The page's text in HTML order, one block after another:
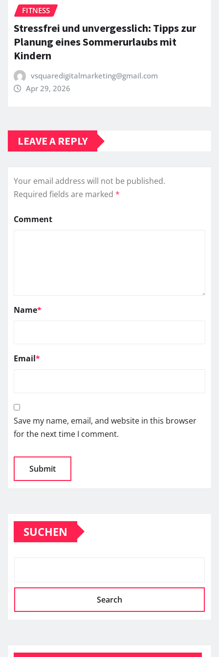
FITNESS
Stressfrei und unvergesslich: Tipps zur
Planung eines Sommerurlaubs mit
Kindern
vsquaredigitalmarketing@gmail.com
Apr 29, 2026
LEAVE A REPLY
Your email address will not be published.
Required fields are marked *
Comment
Name*
Email*
Save my name, email, and website in this browser
for the next time I comment.
SUCHEN
Search